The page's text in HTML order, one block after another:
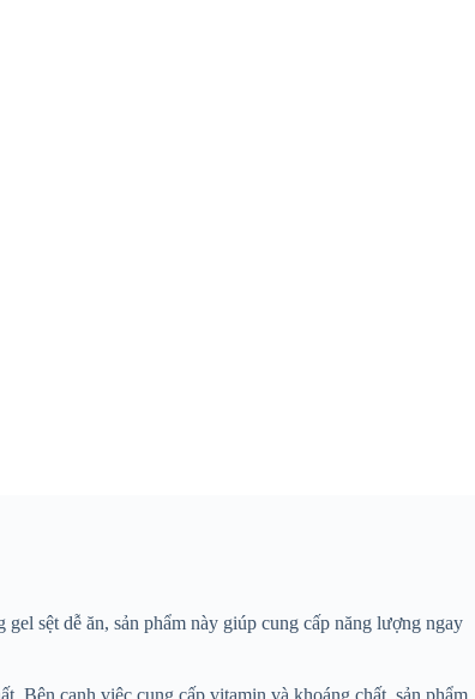
sệt dễ ăn, sản phẩm này giúp cung cấp năng lượng ngay